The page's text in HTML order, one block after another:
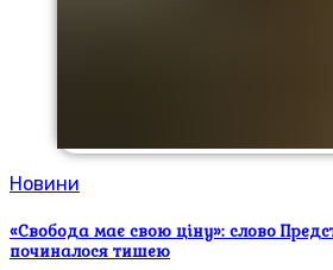
Новини
«Свобода має свою ціну»: слово
починалося тишею